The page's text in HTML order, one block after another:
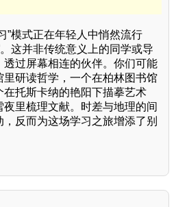
”模式正在年轻人中悄然流行
这并非传统意义上的同学或导
过屏幕相连的伙伴。你们可能
研读哲学，一个在柏林图书馆
托斯卡纳的艳阳下描摹艺术
里梳理文献。时差与地理的间
反而为这场学习之旅增添了别